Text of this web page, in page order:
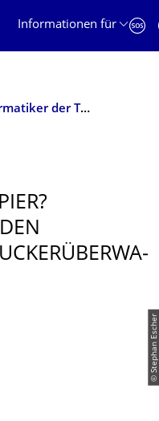
Informationen für
Geheime Daten auf dem Druckpapier? Diplominformatiker der TU Dresden entwickeln Verfahren gegen Druckerüberwachung
© Stephan Escher